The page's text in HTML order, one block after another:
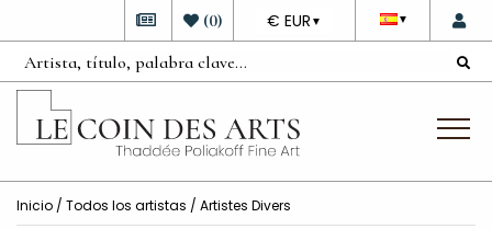
▼
DEVISE
€ EUR ▼
(0)
Inicio / Todos los artistas / Artistes Divers